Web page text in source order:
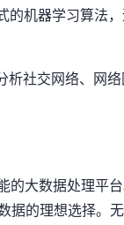
的机器学习算法
析社交网络、网
大数据处理平
据的理想选择。